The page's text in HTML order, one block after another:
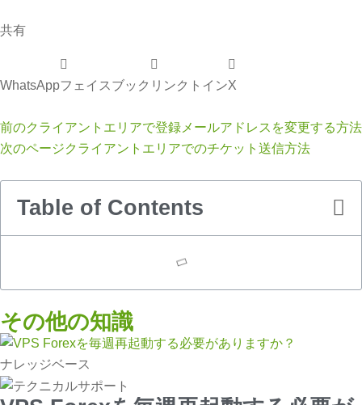
共有
WhatsAppフェイスブック リンクトインX
前のクライアントエリアで登録メールアドレスを変更する方法
次のページクライアントエリアでのチケット送信方法
Table of Contents
その他の知識
ナレッジベース